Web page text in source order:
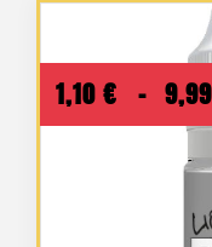
1,10 € – 9,99